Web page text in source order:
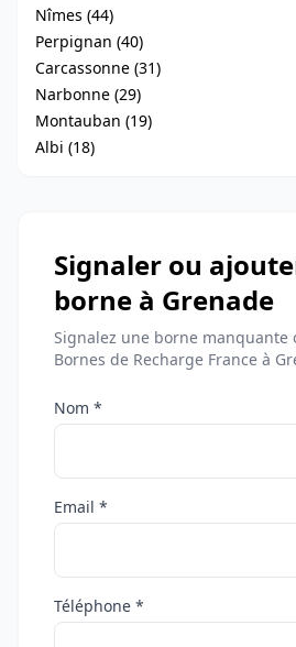
Nîmes (44)
Perpignan (40)
Carcassonne (31)
Narbonne (29)
Montauban (19)
Albi (18)
Signaler ou
borne à Grenade
Signalez une borne manquante
Bornes de Recharge France à
Nom *
Email *
Téléphone *